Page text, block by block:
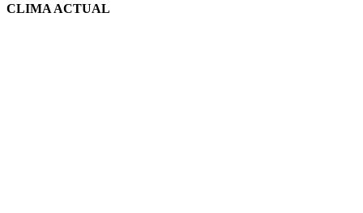
CLIMA ACTUAL